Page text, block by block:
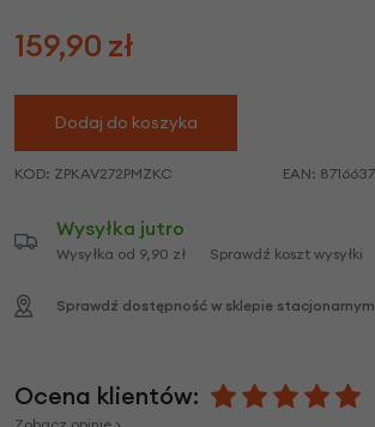
159,90 zł
Dodaj do koszyka
KOD: ZPKAV272PMZKC EAN:
Wysyłka jutro
Wysyłka od 9,90 zł Sprawdź koszt wysyłki
Sprawdź dostępność w sklepie stacjonarnym
Ocena klientów: